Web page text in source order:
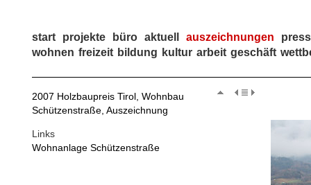
start projekte büro aktuell auszeichnungen
wohnen freizeit bildung kultur arbeit geschäft
2007 Holzbaupreis Tirol, Wohnbau
Schützenstraße, Auszeichnung
Links
Wohnanlage Schützenstraße